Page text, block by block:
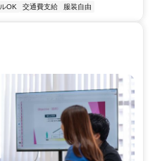
OK 交通費支給 服装自由